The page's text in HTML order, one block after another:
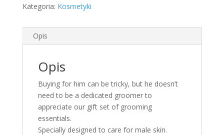
Kategoria: Kosmetyki
Opis
Opis
Buying for him can be tricky, but he doesn’t
need to be a dedicated groomer to
appreciate our gift set of grooming
essentials.
Specially designed to care for male skin.